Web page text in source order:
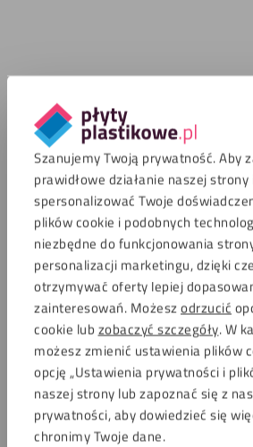
Szanujemy Twoją prywatność. Aby
prawidłowe działanie naszej
spersonalizować Twoje
plików cookie i podobnych
niezbędne do funkcjonowania
personalizacji marketingu, dzięki
otrzymywać oferty lepiej
zainteresowań. Możesz odrzucić
cookie lub zobaczyć szczegóły. W
możesz zmienić ustawienia plików
opcję „Ustawienia prywatności i
naszej strony lub zapoznać się z
prywatności, aby dowiedzieć się
chronimy Twoje dane.